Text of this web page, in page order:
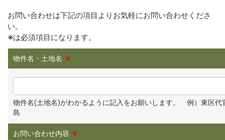
お問い合わせは下記の項目よりお気軽にお問い合わせくださ
い。
※は必須項目になります。
物件名・土地名 ※
物件名(土地名)がわかるように記入をお願いします。 例）東区代
島
お問い合わせ内容 ※